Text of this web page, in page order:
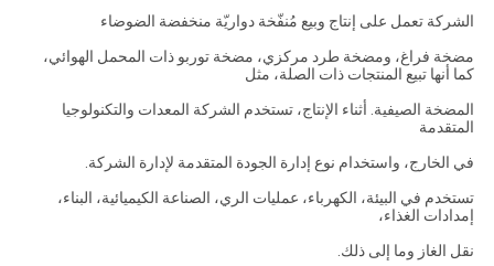
الشركة تعمل على إنتاج وبيع مُنفّخة دواريّة منخفضة الضوضاء
مضخة فراغ، ومضخة طرد مركزي، مضخة توربو ذات المحمل الهوائي،
كما أنها تبيع المنتجات ذات الصلة، مثل
المضخة الصيفية. أثناء الإنتاج، تستخدم الشركة المعدات والتكنولوجيا
المتقدمة
في الخارج، واستخدام نوع إدارة الجودة المتقدمة لإدارة الشركة.
تستخدم في البيئة، الكهرباء، عمليات الري، الصناعة الكيميائية، البناء،
إمدادات الغذاء،
نقل الغاز وما إلى ذلك.